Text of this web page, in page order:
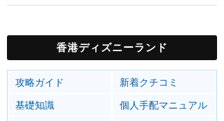
香港ディズニーランド
攻略ガイド
新着クチコミ
基礎知識
個人手配マニュアル